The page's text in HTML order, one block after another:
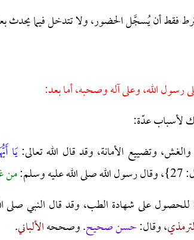
فقط أن يُسجَّل الحضور، ولا تتدخل فيما يحدث
رسول الله، وعلى آله وصحبه، أما بعد:
لأسباب عدّة:
وتضييع الأمانة، وقد قال الله تعالى:يَا
وسلم: من
للحصول على شهادة الطب، وقد قال النبي صلى
، وقال:حسن صحيح. وصححهالألباني.